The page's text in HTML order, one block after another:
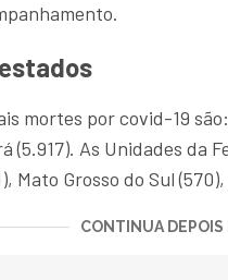
mortes por covid-19
(5.917). As Unidades da
Mato Grosso do Sul
CONTINUA DEPOIS